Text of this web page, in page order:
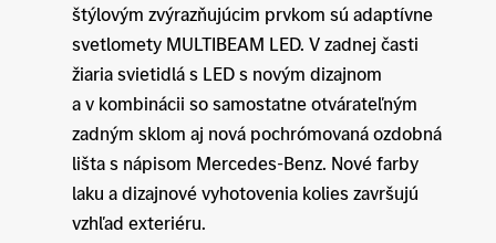
štýlovým zvýrazňujúcim prvkom sú adaptívne
svetlomety MULTIBEAM LED. V zadnej časti
žiaria svietidlá s LED s novým dizajnom
a v kombinácii so samostatne otvárateľným
zadným sklom aj nová pochrómovaná ozdobná
lišta s nápisom Mercedes-Benz. Nové farby
laku a dizajnové vyhotovenia kolies završujú
vzhľad exteriéru.